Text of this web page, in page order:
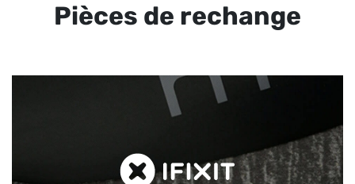
Pièces de rechange